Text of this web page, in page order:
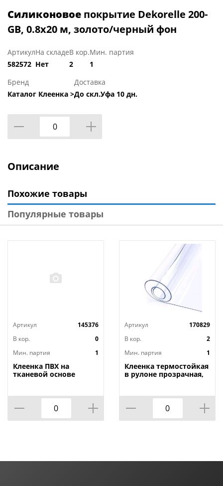
Силиконовое покрытие Dekorelle 200-
GB, 0.8x20 м, золото/черный фон
Артикул
582572
На складе
Нет
В кор.
2
Мин. партия
1
Бренд
Каталог Клеенка >
Доставка
До скл.Уфа 10 дн.
Описание
Похожие товары
Популярные товары
Артикул
145376
В кор.
0
Мин. партия
1
Клеенка ПВХ на
тканевой основе
потертости, грязные
края
Артикул
170829
В кор.
2
Мин. партия
1
Клеенка термостойкая
в рулоне прозрачная,
HOZBAT